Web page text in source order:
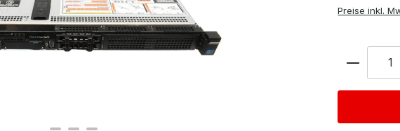
Preise inkl.
Anzahl